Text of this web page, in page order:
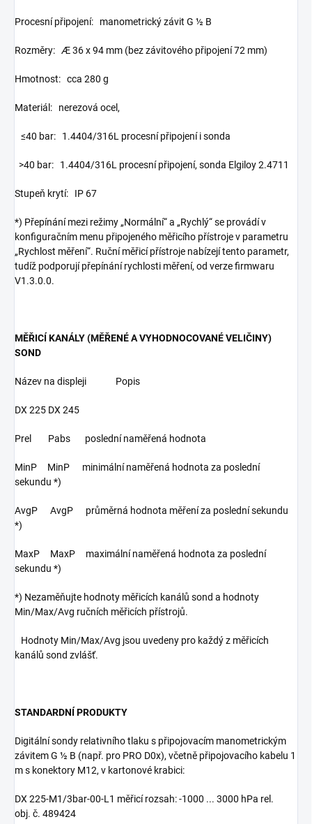
Procesní připojení: manometrický závit G ½ B
Rozměry: Æ 36 x 94 mm (bez závitového připojení 72 mm)
Hmotnost: cca 280 g
Materiál: nerezová ocel,
≤40 bar: 1.4404/316L procesní připojení i sonda
>40 bar: 1.4404/316L procesní připojení, sonda Elgiloy 2.4711
Stupeň krytí: IP 67
*) Přepínání mezi režimy „Normální“ a „Rychlý“ se provádí v
konfiguračním menu připojeného měřicího přístroje v parametru
„Rychlost měření“. Ruční měřicí přístroje nabízejí tento parametr,
tudíž podporují přepínání rychlosti měření, od verze firmwaru
V1.3.0.0.
MĚŘICÍ KANÁLY (MĚŘENÉ A VYHODNOCOVANÉ VELIČINY)
SOND
Název na displeji Popis
DX 225 DX 245
Prel Pabs poslední naměřená hodnota
MinP MinP minimální naměřená hodnota za poslední
sekundu *)
AvgP AvgP průměrná hodnota měření za poslední sekundu
*)
MaxP MaxP maximální naměřená hodnota za poslední
sekundu *)
*) Nezaměňujte hodnoty měřicích kanálů sond a hodnoty
Min/Max/Avg ručních měřicích přístrojů.
Hodnoty Min/Max/Avg jsou uvedeny pro každý z měřicích
kanálů sond zvlášť.
STANDARDNÍ PRODUKTY
Digitální sondy relativního tlaku s připojovacím manometrickým
závitem G ½ B (např. pro PRO D0x), včetně připojovacího kabelu 1
m s konektory M12, v kartonové krabici:
DX 225-M1/3bar-00-L1 měřicí rozsah: -1000 ... 3000 hPa rel.
obj. č. 489424